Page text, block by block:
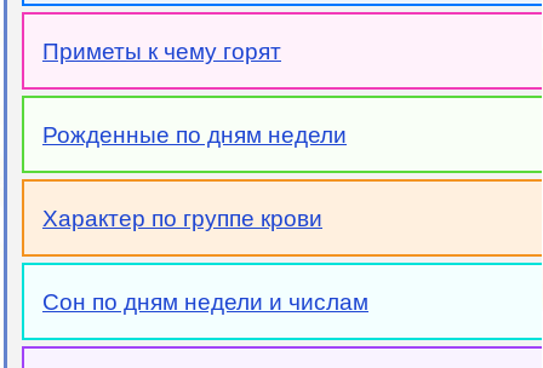
Приметы к чему горят
Рожденные по дням недели
Характер по группе крови
Сон по дням недели и числам